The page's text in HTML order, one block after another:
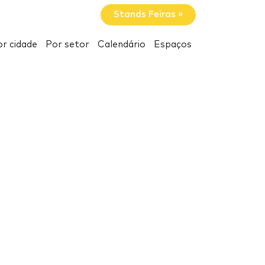
Stands Feiras »
cidade Por setor Calendário Espaços